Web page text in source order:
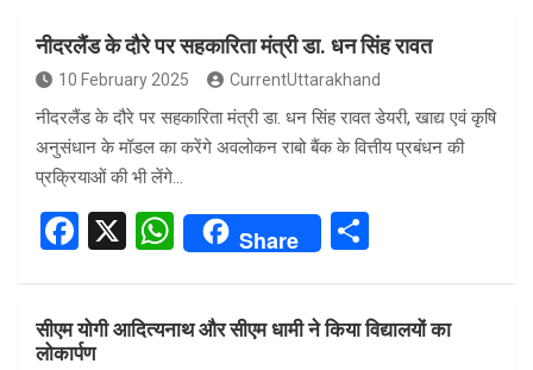
नीदरलैंड के दौरे पर सहकारिता मंत्री डा. धन सिंह रावत
10 February 2025 CurrentUttarakhand
नीदरलैंड के दौरे पर सहकारिता मंत्री डा. धन सिंह रावत डेयरी, खाद्य एवं कृषि
अनुसंधान के मॉडल का करेंगे अवलोकन राबो बैंक के वित्तीय प्रबंधन की
प्रक्रियाओं की भी लेंगे…
F
ce
b
X
W
s
Share
ar
e
सीएम योगी आदित्यनाथ और सीएम धामी ने किया विद्यालयों का
लोकार्पण